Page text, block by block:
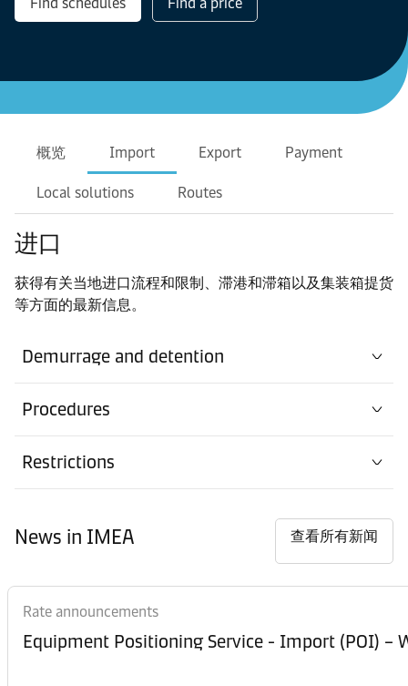
概览 Import Export Payment
Local solutions Routes
进口
获得有关当地进口流程和限制、滞港和滞箱以及集装箱提货
等方面的最新信息。
Demurrage and detention
Procedures
Restrictions
News in IMEA 查看所有新闻
Rate announcements
Equipment